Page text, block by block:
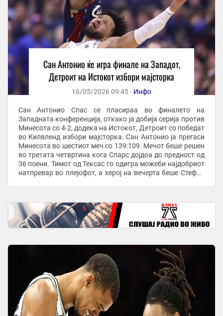
Сан Антонио ќе игра финале на Западот,
Детроит на Истокот избори мајсторка
16/05/2026 09:45 - Инфо
Сан Антонио Спас се пласираа во финалето на
Западната конференција, откако ја добија серија против
Минесота со 4-2, додека на Истокот, Детроит со победат
во Килвленд избори мајсторка. Сан Антонио ја прегаси
Минесота во шестиот меч со 139:109. Мечот беше решен
во третата четвртина кога Спарс дојдоа до предност од
36 поени. Тимот од Тексас го одигра можеби најдобриот
натпревар во плејофот, а херој на вечерта беше Стефон